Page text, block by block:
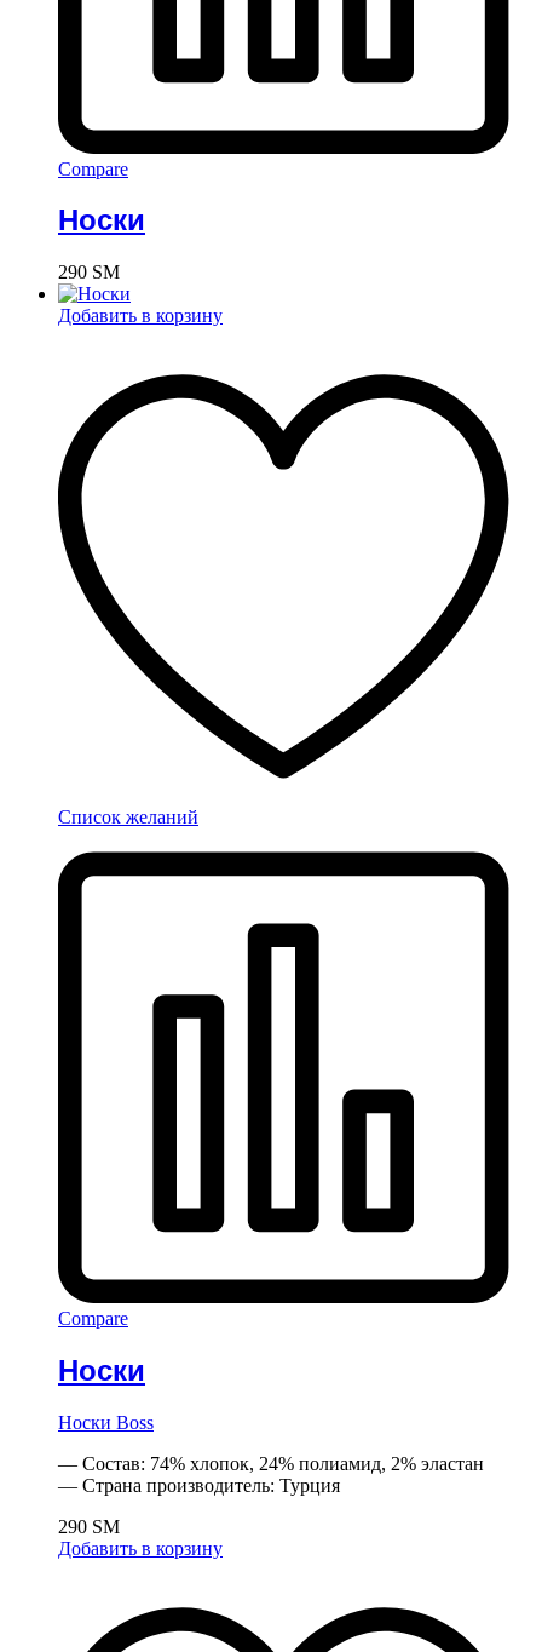
Compare
Носки
290 ЅМ
Добавить в корзину
Список желаний
Compare
Носки
Носки Boss
— Состав: 74% хлопок, 24% полиамид, 2% эластан
— Страна производитель: Турция
290 ЅМ
Добавить в корзину